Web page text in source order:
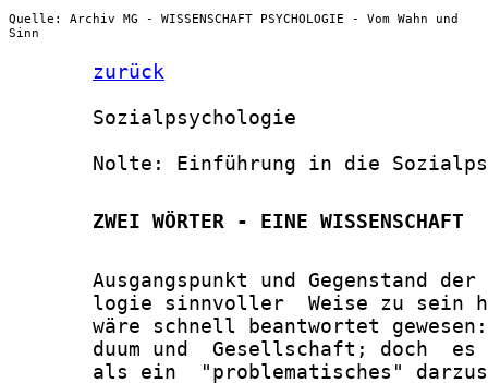
Quelle: Archiv MG - WISSENSCHAFT PSYCHOLOGIE - Vom Wahn und
Sinn
zurück
       Sozialpsychologie
Nolte: Einführung in die
       ZWEI WÖRTER - EINE WISSENSCHAFT